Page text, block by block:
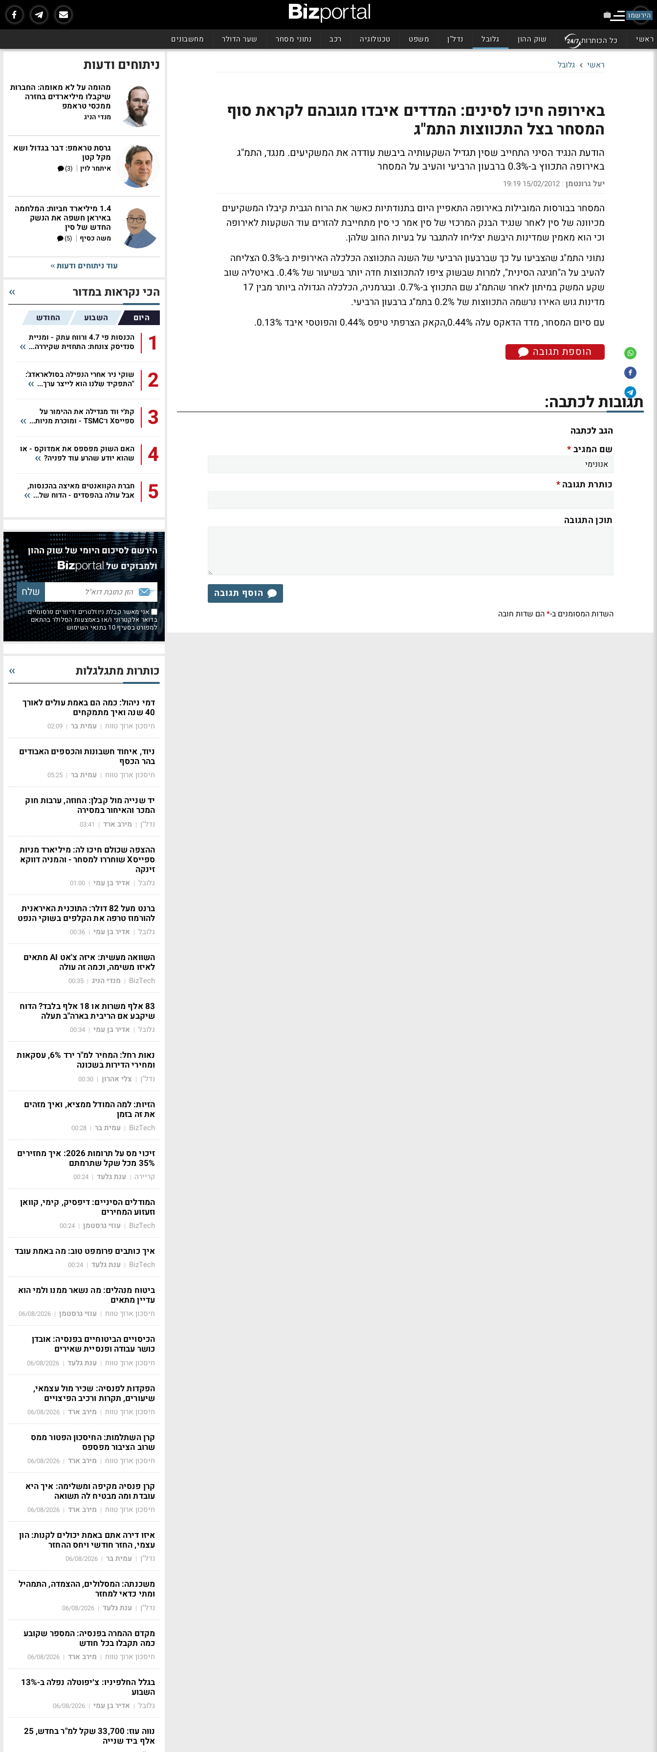
הירשמו
ראשי כל הכותרות שוק ההון גלובל נדל"ן משפט טכנולוגיה רכב נתוני מסחר שער הדולר מחשבונים
ראשי גלובל
באירופה חיכו לסינים: המדדים איבדו מגובהם לקראת סוף
המסחר בצל התכווצות התמ"ג
הודעת הנגיד הסיני התחייב שסין תגדיל השקעותיה ביבשת עודדה את המשקיעים. מנגד, התמ"ג
באירופה התכווץ ב-0.3% ברבעון הרביעי והעיב על המסחר
יעל גרונטמן |
15/02/2012 19:19
המסחר בבורסות המובילות באירופה התאפיין היום בתנודתיות כאשר את הרוח הגבית קיבלו המשקיעים
מכיוונה של סין לאחר שנגיד הבנק המרכזי של סין אמר כי סין מתחייבת להזרים עוד השקעות לאירופה
וכי הוא מאמין שמדינות היבשת יצליחו להתגבר על בעיות החוב שלהן.
נתוני התמ"ג שהצביעו על כך שברבעון הרביעי של השנה התכווצה הכלכלה האירופית ב-0.3% הצליחה
להעיב על ה"חגיגה הסינית", למרות שבשוק ציפו להתכווצות חדה יותר בשיעור של 0.4%. באיטליה שוב
שקע המשק במיתון לאחר שהתמ"ג שם התכווץ ב-0.7%. ובגרמניה, הכלכלה הגדולה ביותר מבין 17
מדינות גוש האירו נרשמה התכווצות של 0.2% בתמ"ג ברבעון הרביעי.
עם סיום המסחר, מדד הדאקס עלה 0.44%,הקאק הצרפתי טיפס 0.44% והפוטסי איבד 0.13%.
הוספת תגובה
תגובות לכתבה:
הגב לכתבה
שם המגיב*
כותרת תגובה*
תוכן התגובה
הוסף תגובה
השדות המסומנים ב-*הם שדות חובה
ניתוחים ודעות
מהומה על לא מאומה: החברות
שיקבלו מיליארדים בחזרה
ממכסי טראמפ
מנדי הניג
גרסת טראמפ: דבר בגדול ושא
מקל קטן
איתמר לוין |
(3)
1.4 מיליארד חביות: המלחמה
באיראן חשפה את הנשק
החדש של סין
משה כסיף |
(5)
עוד ניתוחים ודעות
הכי נקראות במדור
היום השבוע החודש
1
הכנסות פי 4.7 ורווח עתק - ומניית
סנדיסק צונחת: התחזית שקיררה...
2
שוקי ניר אחרי הנפילה בסולאראדג':
"התפקיד שלנו הוא לייצר ערך...
3
קת׳י ווד מגדילה את ההימור על
ספייסX ו־TSMC - ומוכרת מניות...
4
האם השוק מפספס את אמדוקס - או
שהוא יודע שהרע עוד לפניה?
5
חברת הקוואנטים מאיצה בהכנסות,
אבל עולה בהפסדים - הדוח של...
הירשם לסיכום היומי של שוק ההון
ולמבזקים של
אני מאשר קבלת ניוזלטרים ודיוורים פרסומיים
בדואר אלקטרוני ו/או באמצעות הסלולר בהתאם
למפורט בסעיף 10 בתנאי השימוש
כותרות מתגלגלות
דמי ניהול: כמה הם באמת עולים לאורך
40 שנה ואיך מתמקחים
חיסכון ארוך טווח | עמית בר |
02:09
ניוד, איחוד חשבונות והכספים האבודים
בהר הכסף
חיסכון ארוך טווח | עמית בר |
05:25
יד שנייה מול קבלן: החוזה, ערבות חוק
המכר והאיחור במסירה
נדל"ן | מירב ארד |
03:41
ההצפה שכולם חיכו לה: מיליארד מניות
ספייסX שוחררו למסחר - והמניה דווקא
זינקה
גלובל | אדיר בן עמי |
01:00
ברנט מעל 82 דולר: התוכנית האיראנית
להורמוז טרפה את הקלפים בשוקי הנפט
גלובל | אדיר בן עמי |
00:36
השוואה מעשית: איזה צ'אט AI מתאים
לאיזו משימה, וכמה זה עולה
BizTech
| מנדי הניג |
00:35
83 אלף משרות או 18 אלף בלבד? הדוח
שיקבע אם הריבית בארה"ב תעלה
גלובל | אדיר בן עמי |
00:34
נאות רחל: המחיר למ"ר ירד 6%, עסקאות
ומחירי הדירות בשכונה
נדל"ן | צלי אהרון |
00:30
הזיות: למה המודל ממציא, ואיך מזהים
את זה בזמן
BizTech
| עמית בר |
00:28
זיכוי מס על תרומות 2026: איך מחזירים
35% מכל שקל שתרמתם
קריירה | ענת גלעד |
00:24
המודלים הסיניים: דיפסיק, קימי, קוואן
וזעזוע המחירים
BizTech
| עוזי גרסטמן |
00:24
איך כותבים פרומפט טוב: מה באמת עובד
BizTech
| ענת גלעד |
00:24
ביטוח מנהלים: מה נשאר ממנו ולמי הוא
עדיין מתאים
חיסכון ארוך טווח | עוזי גרסטמן |
06/08/2026
הכיסויים הביטוחיים בפנסיה: אובדן
כושר עבודה ופנסיית שאירים
חיסכון ארוך טווח | ענת גלעד |
06/08/2026
הפקדות לפנסיה: שכיר מול עצמאי,
שיעורים, תקרות ורכיב הפיצויים
חיסכון ארוך טווח | מירב ארד |
06/08/2026
קרן השתלמות: החיסכון הפטור ממס
שרוב הציבור מפספס
חיסכון ארוך טווח | מירב ארד |
06/08/2026
קרן פנסיה מקיפה ומשלימה: איך היא
עובדת ומה מבטיח לה תשואה
חיסכון ארוך טווח | מירב ארד |
06/08/2026
איזו דירה אתם באמת יכולים לקנות: הון
עצמי, החזר חודשי ויחס ההחזר
נדל"ן | עמית בר |
06/08/2026
משכנתה: המסלולים, ההצמדה, התמהיל
ומתי כדאי למחזר
נדל"ן | ענת גלעד |
06/08/2026
מקדם ההמרה בפנסיה: המספר שקובע
כמה תקבלו בכל חודש
חיסכון ארוך טווח | מירב ארד |
06/08/2026
בגלל החלפיניו: צ׳יפוטלה נפלה ב-13%
השבוע
גלובל | אדיר בן עמי |
06/08/2026
נווה עוז: 33,700 שקל למ"ר בחדש, 25
אלף ביד שנייה